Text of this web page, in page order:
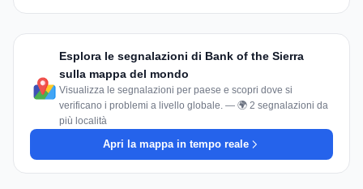
Esplora le segnalazioni di Bank of the Sierra
sulla mappa del mondo
Visualizza le segnalazioni per paese e scopri dove si
verificano i problemi a livello globale. — 🌍 2 segnalazioni da
più località
Apri la mappa in tempo reale